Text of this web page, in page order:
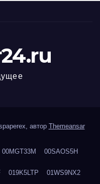
автор Themeansar
00MGT33M 00SAOS5H
019K5LTP 01WS9NX2